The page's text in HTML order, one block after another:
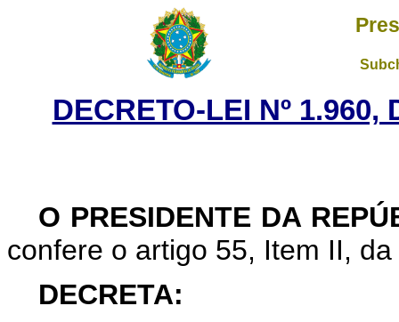
DECRETO-LEI Nº 1.960,
O PRESIDENTE DA
confere o artigo 55, Item II,
DECRETA: